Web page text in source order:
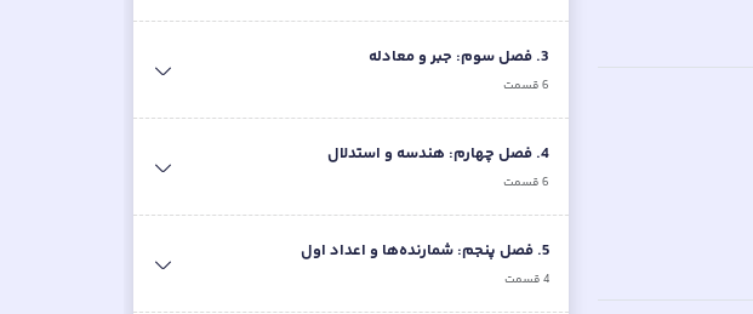
3
.فصل سوم: جبر و معادله
6قسمت
4
.فصل چهارم: هندسه و استدلال
6قسمت
5
.فصل پنجم: شمارنده‌ها و اعداد اول
4قسمت